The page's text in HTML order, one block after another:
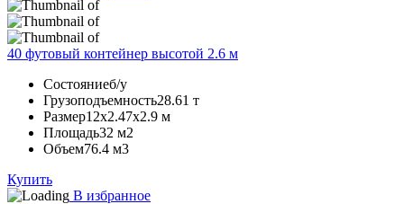
40 футовый контейнер высотой 2.6 м
Состояниеб/у
Грузоподъемность28.61 т
Размер12х2.47х2.9 м
Площадь32 м2
Объем76.4 м3
Купить
В избранное